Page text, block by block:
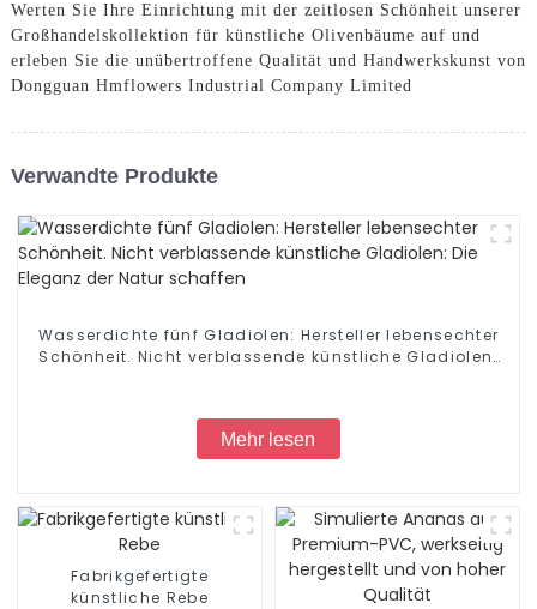
Werten Sie Ihre Einrichtung mit der zeitlosen Schönheit unserer
Großhandelskollektion für künstliche Olivenbäume auf und
erleben Sie die unübertroffene Qualität und Handwerkskunst von
Dongguan Hmflowers Industrial Company Limited
Verwandte Produkte
Wasserdichte fünf Gladiolen: Hersteller lebensechter
Schönheit. Nicht verblassende künstliche Gladiolen:
Mehr lesen
Fabrikgefertigte
künstliche Rebe